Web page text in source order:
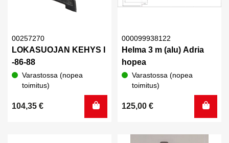
00257270
LOKASUOJAN KEHYS I
-86-88
Varastossa (nopea
toimitus)
104,35 €
000099938122
Helma 3 m (alu) Adria
hopea
Varastossa (nopea
toimitus)
125,00 €